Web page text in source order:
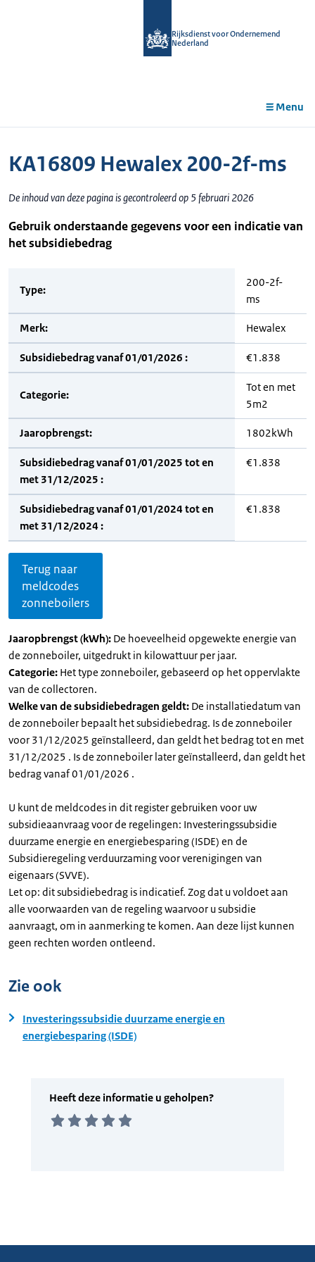
Rijksdienst voor Ondernemend
Nederland
Menu
KA16809 Hewalex 200-2f-ms
De inhoud van deze pagina is gecontroleerd op 5 februari 2026
Gebruik onderstaande gegevens voor een indicatie van
het subsidiebedrag
Type:
200-2f-
ms
Merk: Hewalex
Subsidiebedrag vanaf 01/01/2026 : €1.838
Categorie:
Tot en met
5m2
Jaaropbrengst: 1802kWh
Subsidiebedrag vanaf 01/01/2025 tot en
met 31/12/2025 :
€1.838
Subsidiebedrag vanaf 01/01/2024 tot en
met 31/12/2024 :
€1.838
Terug naar
meldcodes
zonneboilers
Jaaropbrengst (kWh): De hoeveelheid opgewekte energie van
de zonneboiler, uitgedrukt in kilowattuur per jaar.
Categorie: Het type zonneboiler, gebaseerd op het oppervlakte
van de collectoren.
Welke van de subsidiebedragen geldt: De installatiedatum van
de zonneboiler bepaalt het subsidiebedrag. Is de zonneboiler
voor 31/12/2025 geïnstalleerd, dan geldt het bedrag tot en met
31/12/2025 . Is de zonneboiler later geïnstalleerd, dan geldt het
bedrag vanaf 01/01/2026 .
U kunt de meldcodes in dit register gebruiken voor uw
subsidieaanvraag voor de regelingen: Investeringssubsidie
duurzame energie en energiebesparing (ISDE) en de
Subsidieregeling verduurzaming voor verenigingen van
eigenaars (SVVE).
Let op: dit subsidiebedrag is indicatief. Zog dat u voldoet aan
alle voorwaarden van de regeling waarvoor u subsidie
aanvraagt, om in aanmerking te komen. Aan deze lijst kunnen
geen rechten worden ontleend.
Zie ook
Investeringssubsidie duurzame energie en
energiebesparing (ISDE)